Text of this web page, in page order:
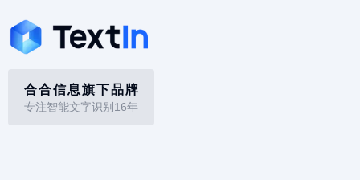
合合信息旗下品牌
专注智能文字识别16年